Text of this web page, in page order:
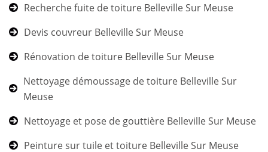
Recherche fuite de toiture Belleville Sur Meuse
Devis couvreur Belleville Sur Meuse
Rénovation de toiture Belleville Sur Meuse
Nettoyage démoussage de toiture Belleville Sur
Meuse
Nettoyage et pose de gouttière Belleville Sur Meuse
Peinture sur tuile et toiture Belleville Sur Meuse